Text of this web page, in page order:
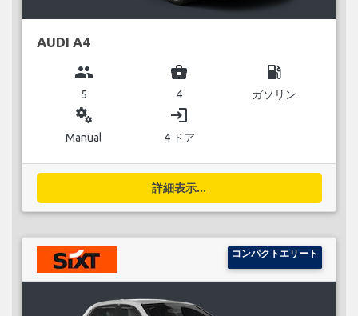
AUDI A4
group
5
business_center
4
local_gas_station
ガソリン
miscellaneous_services
Manual
login
4 ドア
詳細表示...
コンパクトエリート